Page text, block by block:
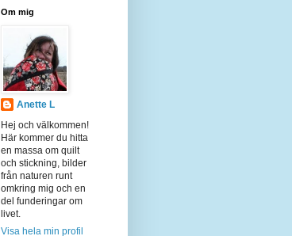
Om mig
Anette L
Hej och välkommen!
Här kommer du hitta
en massa om quilt
och stickning, bilder
från naturen runt
omkring mig och en
del funderingar om
livet.
Visa hela min profil